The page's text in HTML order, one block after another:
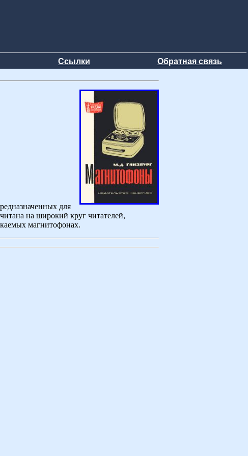
Ссылки Обратная связь
для
на широкий круг читателей,
магнитофонах.